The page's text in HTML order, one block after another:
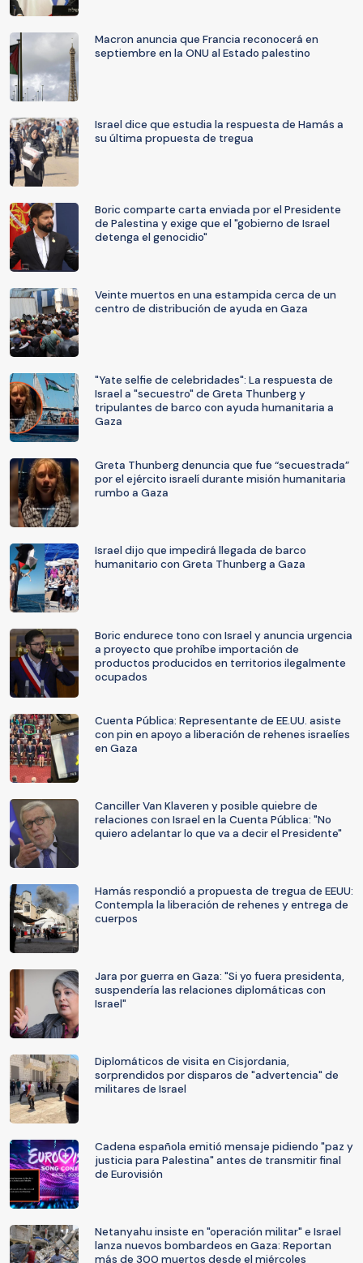
Macron anuncia que Francia reconocerá en
septiembre en la ONU al Estado palestino
Israel dice que estudia la respuesta de Hamás a
su última propuesta de tregua
Boric comparte carta enviada por el Presidente
de Palestina y exige que el "gobierno de Israel
detenga el genocidio"
Veinte muertos en una estampida cerca de un
centro de distribución de ayuda en Gaza
"Yate selfie de celebridades": La respuesta de
Israel a "secuestro" de Greta Thunberg y
tripulantes de barco con ayuda humanitaria a
Gaza
Greta Thunberg denuncia que fue “secuestrada”
por el ejército israelí durante misión humanitaria
rumbo a Gaza
Israel dijo que impedirá llegada de barco
humanitario con Greta Thunberg a Gaza
Boric endurece tono con Israel y anuncia urgencia
a proyecto que prohíbe importación de
productos producidos en territorios ilegalmente
ocupados
Cuenta Pública: Representante de EE.UU. asiste
con pin en apoyo a liberación de rehenes israelíes
en Gaza
Canciller Van Klaveren y posible quiebre de
relaciones con Israel en la Cuenta Pública: "No
quiero adelantar lo que va a decir el Presidente"
Hamás respondió a propuesta de tregua de EEUU:
Contempla la liberación de rehenes y entrega de
cuerpos
Jara por guerra en Gaza: "Si yo fuera presidenta,
suspendería las relaciones diplomáticas con
Israel"
Diplomáticos de visita en Cisjordania,
sorprendidos por disparos de "advertencia" de
militares de Israel
Cadena española emitió mensaje pidiendo "paz y
justicia para Palestina" antes de transmitir final
de Eurovisión
Netanyahu insiste en "operación militar" e Israel
lanza nuevos bombardeos en Gaza: Reportan
más de 300 muertos desde el miércoles